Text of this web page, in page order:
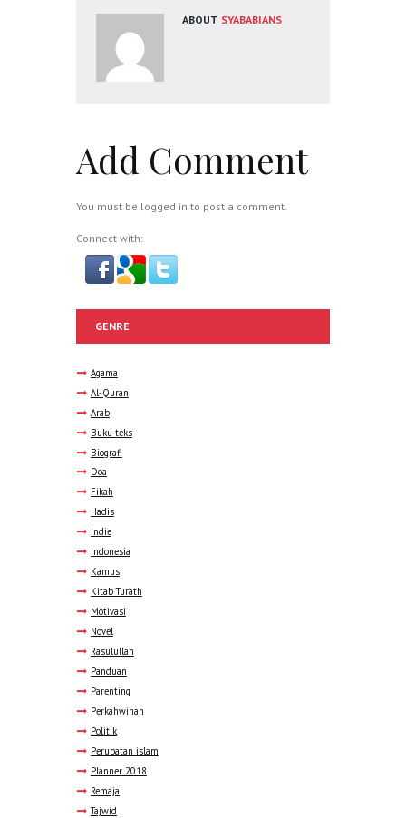
ABOUT SYABABIANS
Add Comment
You must be logged in to post a comment.
Connect with:
GENRE
Agama
Al-Quran
Arab
Buku teks
Biografi
Doa
Fikah
Hadis
Indie
Indonesia
Kamus
Kitab Turath
Motivasi
Novel
Rasulullah
Panduan
Parenting
Perkahwinan
Politik
Perubatan islam
Planner 2018
Remaja
Tajwid